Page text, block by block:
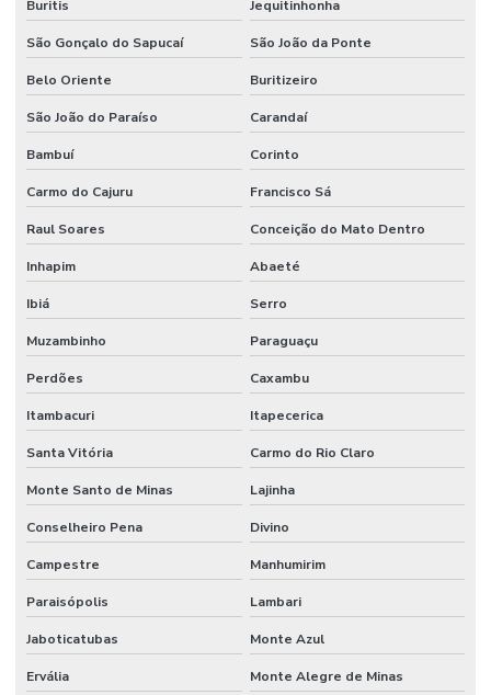
Buritis Jequitinhonha
São Gonçalo do Sapucaí São João da Ponte
Belo Oriente Buritizeiro
São João do Paraíso Carandaí
Bambuí Corinto
Carmo do Cajuru Francisco Sá
Raul Soares Conceição do Mato Dentro
Inhapim Abaeté
Ibiá Serro
Muzambinho Paraguaçu
Perdões Caxambu
Itambacuri Itapecerica
Santa Vitória Carmo do Rio Claro
Monte Santo de Minas Lajinha
Conselheiro Pena Divino
Campestre Manhumirim
Paraisópolis Lambari
Jaboticatubas Monte Azul
Ervália Monte Alegre de Minas